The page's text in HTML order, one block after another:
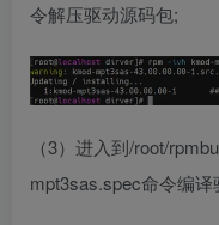
令解压驱动源码包;
（3）进入到/root/
mpt3sas.spec命令编译